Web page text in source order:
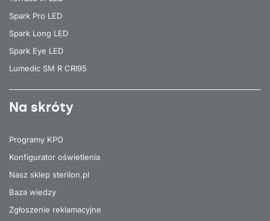
Spark Pro LED
Spark Long LED
Spark Eye LED
Lumedic SM R CRI95
Na skróty
Programy KPO
Konfigurator oświetlenia
Nasz sklep sterilon.pl
Baza wiedzy
Zgłoszenie reklamacyjne